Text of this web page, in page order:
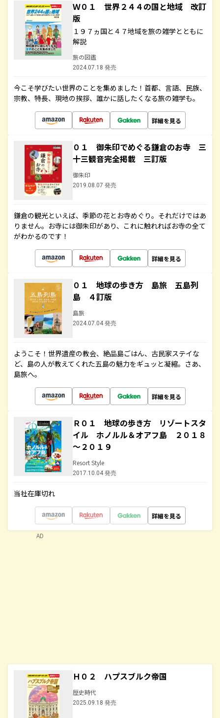
Ｗ０１ 世界２４４の国と地域 改訂
版
１９７ヵ国と４７地域を旅の雑学とともに
解説
旅の図鑑
2024.07.18 発売
今こそ学びたい世界のことを集めました！首都、言語、民族、
宗教、特長、現地の挨拶、誰かに話したくなる旅の雑学も。
詳細を見る
０１ 御朱印でめぐる鎌倉のお寺 三
十三観音完全掲載 三訂版
御朱印
2019.08.07 発売
鎌倉の観光といえば、季節の花とお寺めぐり。それだけではあ
りません。お寺には御朱印があり、これに触れればお寺の全て
がわかるのです！
詳細を見る
０１ 地球の歩き方 島旅 五島列
島 ４訂版
島旅
2024.07.04 発売
ようこそ！世界遺産の教会、絶品島ごはん、古民家ステイな
ど、島の人が教えてくれた五島の魅力をギュッと凝縮。さあ、
島旅へ。
詳細を見る
Ｒ０１ 地球の歩き方 リゾートスタ
イル ホノルル＆オアフ島 ２０１８
～２０１９
Resort Style
2017.10.04 発売
当社在庫切れ
詳細を見る
Ｈ０２ ハプスブルク帝国
歴史時代
2025.09.18 発売
AD